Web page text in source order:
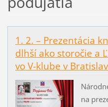
1. 2. – Prezentácia
dlhší ako storočie a
vo V-klube v
na